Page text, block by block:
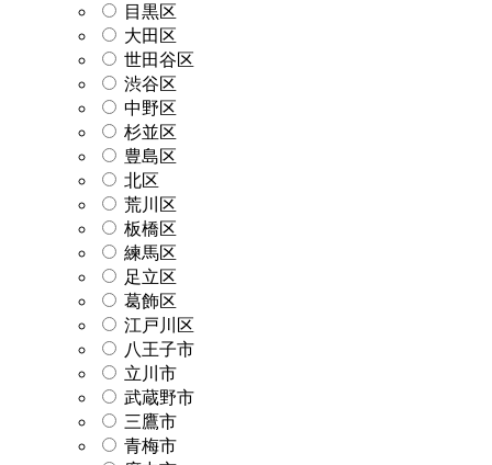
目黒区
大田区
世田谷区
渋谷区
中野区
杉並区
豊島区
北区
荒川区
板橋区
練馬区
足立区
葛飾区
江戸川区
八王子市
立川市
武蔵野市
三鷹市
青梅市